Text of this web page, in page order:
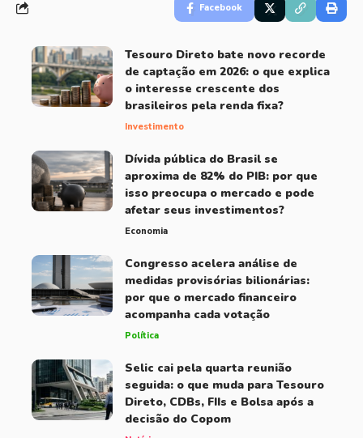
Facebook
Tesouro Direto bate novo recorde
de captação em 2026: o que explica
o interesse crescente dos
brasileiros pela renda fixa?
Investimento
Dívida pública do Brasil se
aproxima de 82% do PIB: por que
isso preocupa o mercado e pode
afetar seus investimentos?
Economia
Congresso acelera análise de
medidas provisórias bilionárias:
por que o mercado financeiro
acompanha cada votação
Política
Selic cai pela quarta reunião
seguida: o que muda para Tesouro
Direto, CDBs, FIIs e Bolsa após a
decisão do Copom